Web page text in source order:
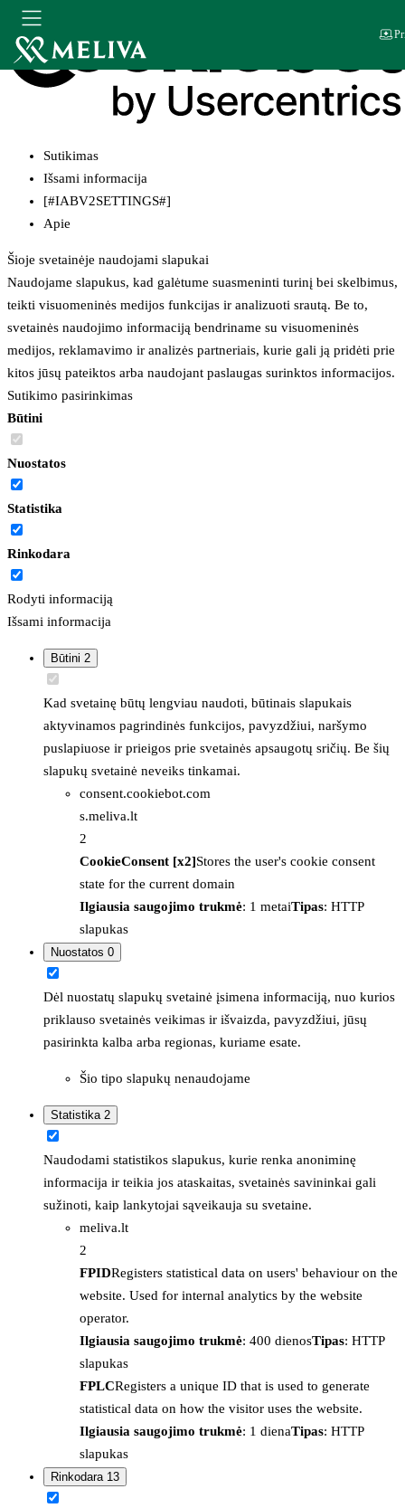
Sutikimas
Išsami informacija
[#IABV2SETTINGS#]
Apie
Šioje svetainėje naudojami slapukai
Naudojame slapukus, kad galėtume suasmeninti turinį bei skelbimus,
teikti visuomeninės medijos funkcijas ir analizuoti srautą. Be to,
svetainės naudojimo informaciją bendriname su visuomeninės
medijos, reklamavimo ir analizės partneriais, kurie gali ją pridėti prie
kitos jūsų pateiktos arba naudojant paslaugas surinktos informacijos.
Sutikimo pasirinkimas
Būtini
Nuostatos
Statistika
Rinkodara
Rodyti informaciją
Išsami informacija
Būtini 2
Kad svetainę būtų lengviau naudoti, būtinais slapukais
aktyvinamos pagrindinės funkcijos, pavyzdžiui, naršymo
puslapiuose ir prieigos prie svetainės apsaugotų sričių. Be šių
slapukų svetainė neveiks tinkamai.
consent.cookiebot.com
s.meliva.lt
2
CookieConsent [x2]Stores the user's cookie consent
state for the current domain
Ilgiausia saugojimo trukmė: 1 metaiTipas: HTTP
slapukas
Nuostatos 0
Dėl nuostatų slapukų svetainė įsimena informaciją, nuo kurios
priklauso svetainės veikimas ir išvaizda, pavyzdžiui, jūsų
pasirinkta kalba arba regionas, kuriame esate.
Šio tipo slapukų nenaudojame
Statistika 2
Naudodami statistikos slapukus, kurie renka anoniminę
informacija ir teikia jos ataskaitas, svetainės savininkai gali
sužinoti, kaip lankytojai sąveikauja su svetaine.
meliva.lt
2
FPIDRegisters statistical data on users' behaviour on the
website. Used for internal analytics by the website
operator.
Ilgiausia saugojimo trukmė: 400 dienosTipas: HTTP
slapukas
FPLCRegisters a unique ID that is used to generate
statistical data on how the visitor uses the website.
Ilgiausia saugojimo trukmė: 1 dienaTipas: HTTP
slapukas
Rinkodara 13